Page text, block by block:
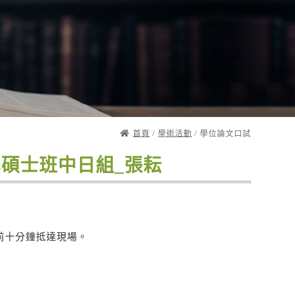
首頁 / 學術活動 / 學位論文口試
士班中日組_張耘
分鐘抵達現場。